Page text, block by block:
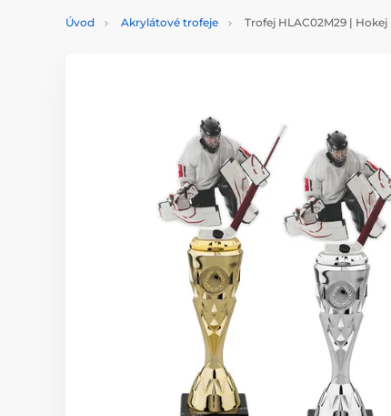
Úvod Akrylátové trofeje Trofej HLAC02M29 | Hokej